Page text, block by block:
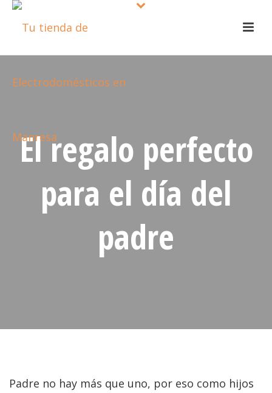
El regalo perfecto
para el día del
padre
Padre no hay más que uno, por eso como hijos